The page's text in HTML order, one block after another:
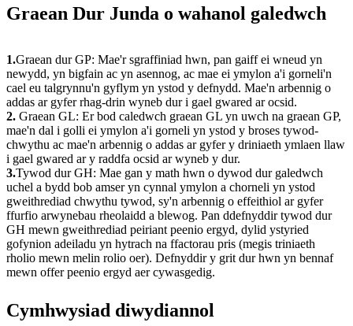
Graean Dur Junda o wahanol galedwch
1.Graean dur GP: Mae'r sgraffiniad hwn, pan gaiff ei wneud yn
newydd, yn bigfain ac yn asennog, ac mae ei ymylon a'i gorneli'n
cael eu talgrynnu'n gyflym yn ystod y defnydd. Mae'n arbennig o
addas ar gyfer rhag-drin wyneb dur i gael gwared ar ocsid.
2. Graean GL: Er bod caledwch graean GL yn uwch na graean GP, ​​
mae'n dal i golli ei ymylon a'i gorneli yn ystod y broses tywod-
chwythu ac mae'n arbennig o addas ar gyfer y driniaeth ymlaen llaw
i gael gwared ar y raddfa ocsid ar wyneb y dur.
3.Tywod dur GH: Mae gan y math hwn o dywod dur galedwch
uchel a bydd bob amser yn cynnal ymylon a chorneli yn ystod
gweithrediad chwythu tywod, sy'n arbennig o effeithiol ar gyfer
ffurfio arwynebau rheolaidd a blewog. Pan ddefnyddir tywod dur
GH mewn gweithrediad peiriant peenio ergyd, dylid ystyried
gofynion adeiladu yn hytrach na ffactorau pris (megis triniaeth
rholio mewn melin rolio oer). Defnyddir y grit dur hwn yn bennaf
mewn offer peenio ergyd aer cywasgedig.
Cymhwysiad diwydiannol